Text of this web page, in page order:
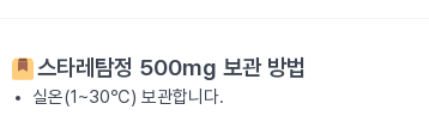
스타레탐정 500mg 보관 방법
실온(1~30℃) 보관합니다.